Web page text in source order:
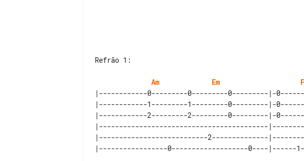
Refrão 1:
Am Em F
|------------0---------0---------0---------|-
|------------1---------1---------0---------|-
|------------2---------2---------0---------|-
|------------------------------------------
|---------------------------2--------------